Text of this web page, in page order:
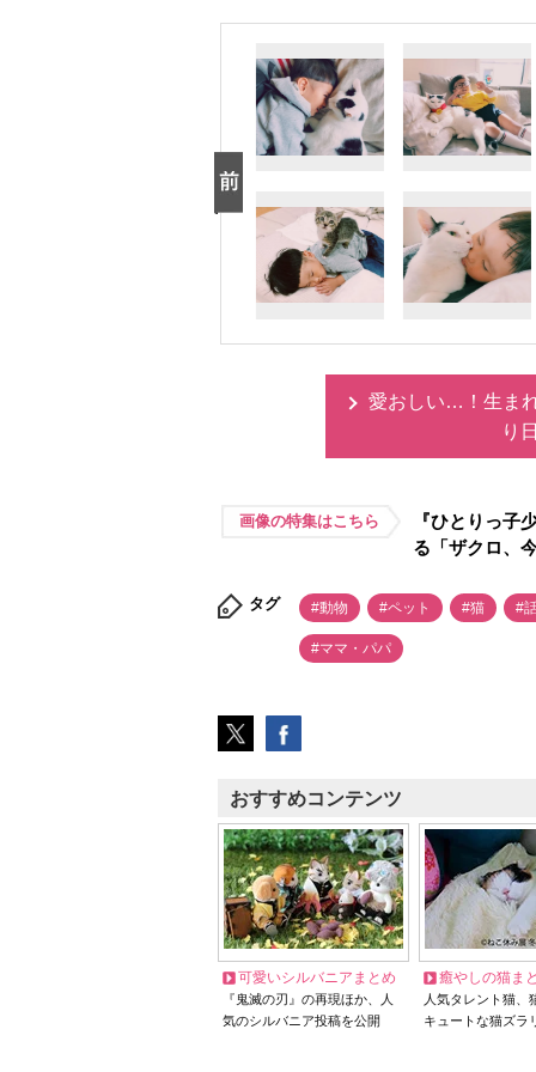
愛おしい…！生ま
り
画像の特集はこちら
『ひとりっ子
る「ザクロ、
タグ #動物 #ペット #猫 #
#ママ・パパ
おすすめコンテンツ
可愛いシルバニアまとめ
『鬼滅の刃』の再現ほか、人
気のシルバニア投稿を公開
癒やしの猫ま
人気タレント猫
キュートな猫ズラ